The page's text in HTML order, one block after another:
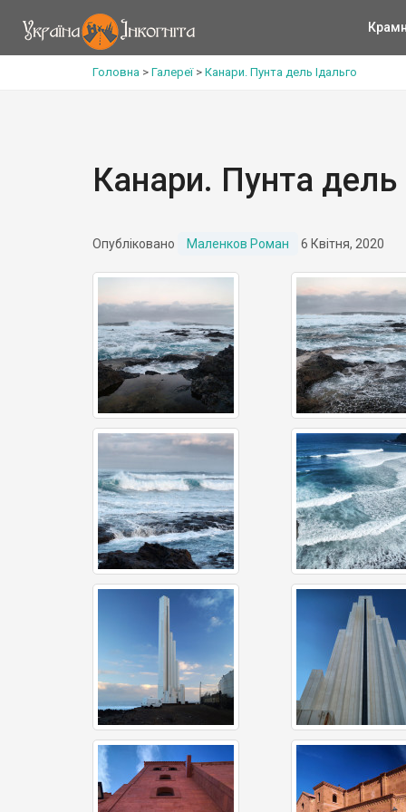
Головна > Галереї> Канари. Пунта дель Ідальго
Канари. Пунта дель
Опубліковано Маленков Роман 6 Квітня, 2020